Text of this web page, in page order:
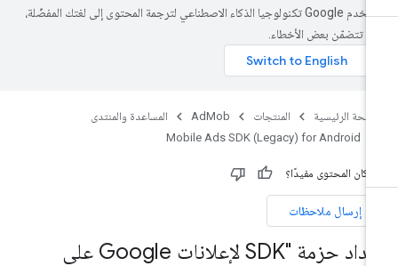
تستخدم Google تكنولوجيا الذكاء الاصطناعي لترجمة المحتوى إلى لغتك المفضّلة،
تتضمّن بعض الأخطاء.
الرئيسية المنتجات AdMob
المساعدة والمنتدى
Mobile Ads SDK (Legacy) for Android
كان المحتوى مفيدًا؟
إرسال ملاحظات
إعداد حزمة "SDK لإعلانات Google على